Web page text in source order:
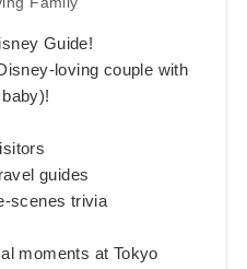
Guide!
loving couple with
guides
scenes trivia
moments at Tokyo